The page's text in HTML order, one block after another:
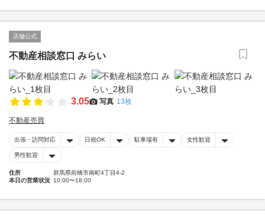
店舗公式
不動産相談窓口 みらい
3.05 写真 13枚
不動産売買
出張・訪問対応 日祝OK 駐車場有 女性歓迎
男性歓迎
住所
群馬県前橋市南町4丁目4-2
本日の営業状況 10:00〜18:00